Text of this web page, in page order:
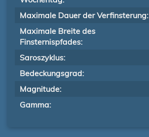
Maximale Dauer der Verfinsterung:
Maximale Breite des
Finsternispfades:
Saroszyklus:
Bedeckungsgrad:
Magnitude:
Gamma: